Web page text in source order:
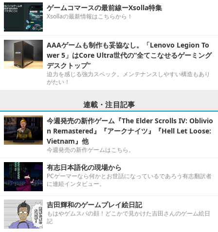
ゲームコマースの最前線ーXsolla特集
Xsollaの最新情報はこちらから！
AAAゲームも制作も妥協なし。「Lenovo Legion To
wer 5」はCore Ultra世代の“全てこなせるゲーミング
デスクトップ”
迫力を感じる強力スペック。メンテナンスしやすい構造もあり
がたい！
連載・注目記事
今週発売の新作ゲーム『The Elder Scrolls IV: Oblivio
n Remastered』『アークナイツ』『Hell Let Loose:
Vietnam』他
今週発売の新作ゲームはこちら。
有志日本語化の現場から
PCゲーマーなら何かとお世話になっているであろう有志翻訳者
に連続インタビュー。
吉田輝和のゲームプレイ絵日記
もはやゲムスパの顔！どこかで見かけた吉田さんのゲーム絵日
記